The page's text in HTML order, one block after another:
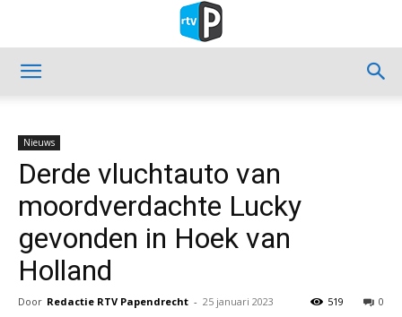
Nieuws
Derde vluchtauto van
moordverdachte Lucky
gevonden in Hoek van
Holland
Door Redactie RTV Papendrecht - 25 januari 2023 0
519